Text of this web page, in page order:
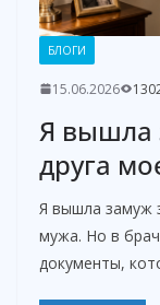
БЛОГИ
15.06.2026
Я вышла
друга
Я вышла замуж
мужа. Но в
документы,